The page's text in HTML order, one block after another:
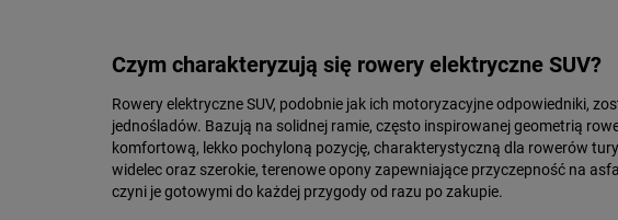
Czym charakteryzują się rowery elektryczne SUV?
Rowery elektryczne SUV, podobnie jak ich motoryzacyjne odpowiedniki,
jednośladów. Bazują na solidnej ramie, często inspirowanej geometrią
komfortową, lekko pochyloną pozycję, charakterystyczną dla rowerów
widelec oraz szerokie, terenowe opony zapewniające przyczepność na
czyni je gotowymi do każdej przygody od razu po zakupie.